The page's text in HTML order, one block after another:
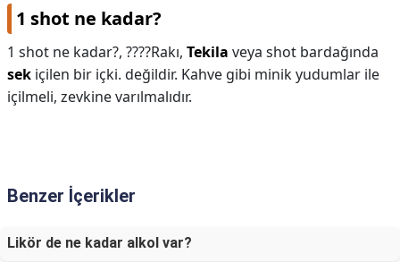
1 shot ne kadar?
1 shot ne kadar?, ????Rakı, Tekila veya shot bardağında
sek içilen bir içki. değildir. Kahve gibi minik yudumlar ile
içilmeli, zevkine varılmalıdır.
Benzer İçerikler
Likör de ne kadar alkol var?